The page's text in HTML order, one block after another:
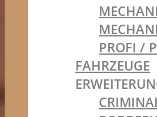
PROFI /
FAHRZEUGE